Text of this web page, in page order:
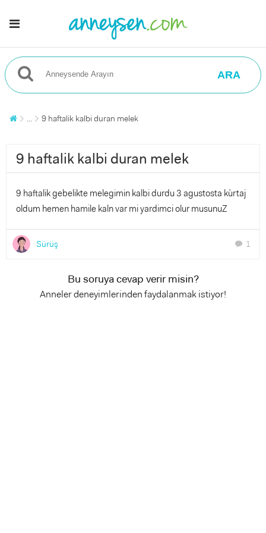
ARA
... 9 haftalik kalbi duran melek
9 haftalik kalbi duran melek
9 haftalik gebelikte melegimin kalbi durdu 3 agustosta kùrtaj
oldum hemen hamile kaln var mi yardimci olur musunuZ
Sürüş chat 1
Bu soruya cevap verir misin?
Anneler deneyimlerinden faydalanmak istiyor!